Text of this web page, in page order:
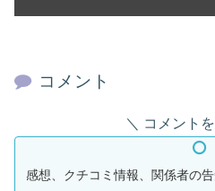
コメント
コメント
感想、クチコミ情報、関係者の